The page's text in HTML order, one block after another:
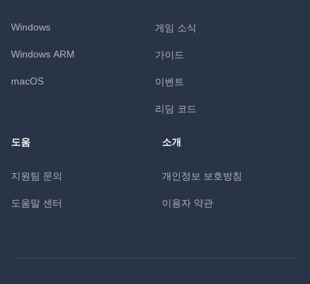
Windows
Windows ARM
macOS
게임 소식
가이드
이벤트
리딤 코드
도움
지원팀 문의
도움말 센터
소개
개인정보 보호방침
이용자 약관